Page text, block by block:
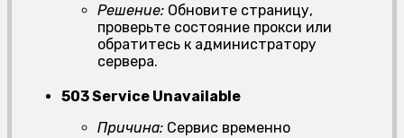
Решение: Обновите страницу,
проверьте состояние прокси или
обратитесь к администратору
сервера.
503 Service Unavailable
Причина: Сервис временно